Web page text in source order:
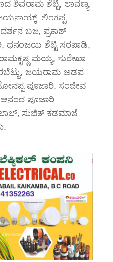
ಶಿವರಾಮ ಶೆಟ್ಟಿ, ಲಾವಣ್ಯ
ಲಿಂಗಪ್ಪ
ಬಜ, ಪ್ರಕಾಶ್
ಧನಂಜಯ ಶೆಟ್ಟಿ ಸರಪಾಡಿ,
ಮಯ್ಯ, ಸುರೇಖಾ
ಜಯರಾಮ ಅಡಪ
ಪೂಜಾರಿ, ಸಂಜೀವ
ಆನಂದ ಪೂಜಾರಿ
ಸುಜಿತ್ ಕಡಮಾಜೆ